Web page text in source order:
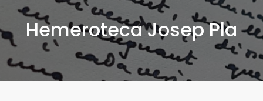
Hemeroteca Josep Pla